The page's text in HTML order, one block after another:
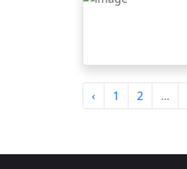
‹ 1 2 ...